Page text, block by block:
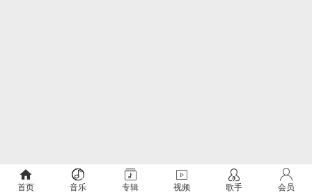
首页 音乐 专辑 视频 歌手 会员